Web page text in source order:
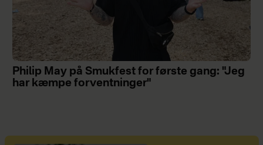
Philip May på Smukfest for første gang: "Jeg
har kæmpe forventninger"